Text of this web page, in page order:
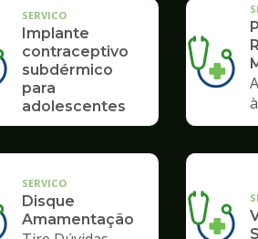
SERVICO
Implante
contraceptivo
subdérmico
para
adolescentes
SERVICO
Disque
Amamentação